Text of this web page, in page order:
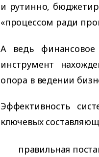
и рутинно,
«процессом ради
А ведь
инструмент
опора в ведении
Эффективность
ключевых
правильная